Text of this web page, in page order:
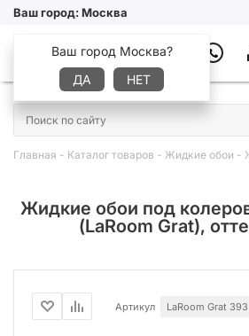
Ваш город:Москва
Ваш город Москва?
ДА
НЕТ
Главная - Каталог товаров - Жидкие обои -
Жидкие обои под
(LaRoom Grat),
Артикул LaRoom Grat 393